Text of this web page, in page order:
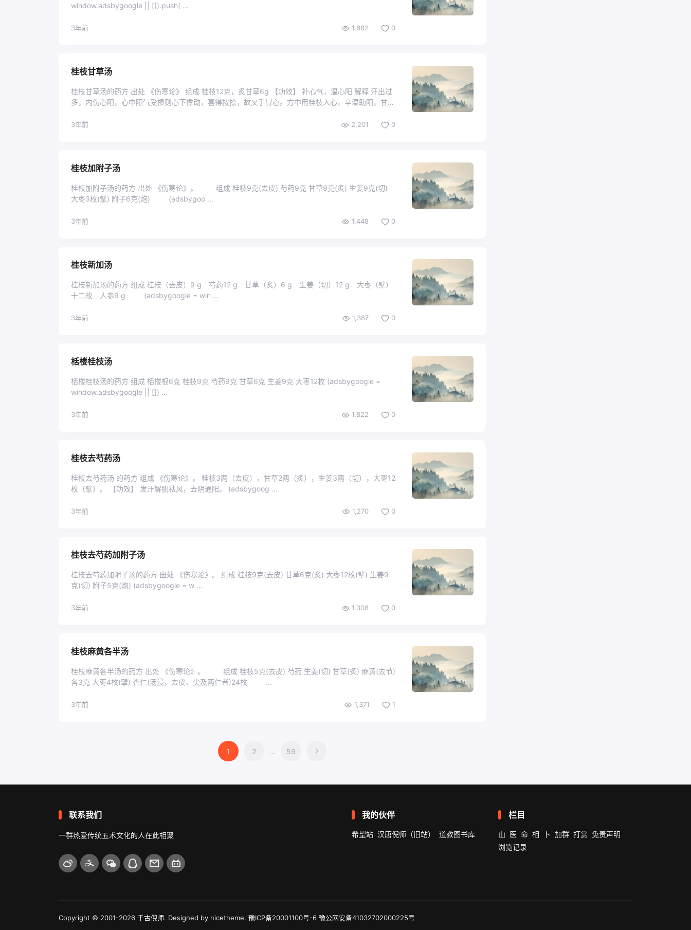
window.adsbygoogle || []).push( ...
3年前 1,682 0
桂枝甘草汤
桂枝甘草汤的药方 出处 《伤寒论》 组成 桂枝12克，炙甘草6g 【功效】 补心气，温心阳 解释 汗出过
多，内伤心阳，心中阳气受损则心下悸动，喜得按捺，故叉手冒心。方中用桂枝入心，辛温助阳，甘草
3年前 2,201 0
桂枝加附子汤
桂枝加附子汤的药方 出处 《伤寒论》。 组成 桂枝9克(去皮) 芍药9克 甘草9克(炙) 生姜9克(切)
大枣3枚(擘) 附子6克(炮) (adsbygoo ...
3年前 1,448 0
桂枝新加汤
桂枝新加汤的药方 组成 桂枝（去皮）9 g 芍药12 g 甘草（炙）6 g 生姜（切）12 g 大枣（擘）
十二枚 人参9 g (adsbygoogle = win ...
3年前 1,387 0
栝楼桂枝汤
栝楼桂枝汤的药方 组成 栝楼根6克 桂枝9克 芍药9克 甘草6克 生姜9克 大枣12枚 (adsbygoogle =
window.adsbygoogle || []) ...
3年前 1,822 0
桂枝去芍药汤
桂枝去芍药汤 的药方 组成 《伤寒论》。 桂枝3两（去皮），甘草2两（炙），生姜3两（切），大枣12
枚（擘）。 【功效】 发汗解肌祛风，去阴通阳。 (adsbygoog ...
3年前 1,270 0
桂枝去芍药加附子汤
桂枝去芍药加附子汤的药方 出处 《伤寒论》。 组成 桂枝9克(去皮) 甘草6克(炙) 大枣12枚(擘) 生姜9
克(切) 附子5克(炮) (adsbygoogle = w ...
3年前 1,308 0
桂枝麻黄各半汤
桂枝麻黄各半汤的药方 出处 《伤寒论》。 组成 桂枝5克(去皮) 芍药 生姜(切) 甘草(炙) 麻黄(去节)
各3克 大枣4枚(擘) 杏仁(汤浸，去皮、尖及两仁者)24枚 ...
3年前 1,371 1
1 2 … 59
联系我们
一群热爱传统五术文化的人在此相聚
我的伙伴
希望站 汉唐倪师（旧站） 道教图书库
栏目
山 医 命 相 卜 加群 打赏 免责声明
浏览记录
Copyright © 2001-2026 千古倪师. Designed by nicetheme. 豫ICP备20001100号-6 豫公网安备41032702000225号